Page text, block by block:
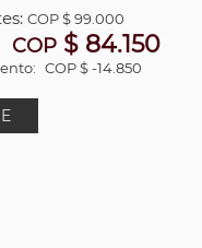
COP$ 99.000
COP $ 84.150
COP $ -14.850